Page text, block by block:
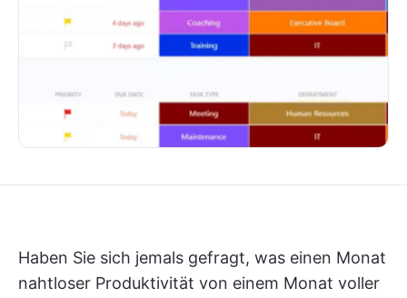
Haben Sie sich jemals gefragt, was einen Monat
nahtloser Produktivität von einem Monat voller